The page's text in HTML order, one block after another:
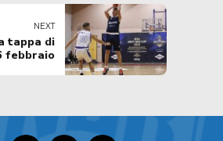
NEXT
tappa di
febbraio